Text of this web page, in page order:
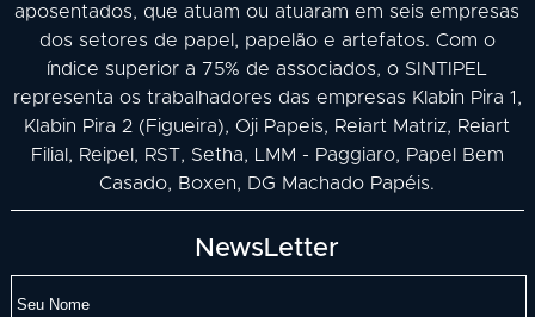
aposentados, que atuam ou atuaram em seis empresas
dos setores de papel, papelão e artefatos. Com o
índice superior a 75% de associados, o SINTIPEL
representa os trabalhadores das empresas Klabin Pira 1,
Klabin Pira 2 (Figueira), Oji Papeis, Reiart Matriz, Reiart
Filial, Reipel, RST, Setha, LMM - Paggiaro, Papel Bem
Casado, Boxen, DG Machado Papéis.
NewsLetter